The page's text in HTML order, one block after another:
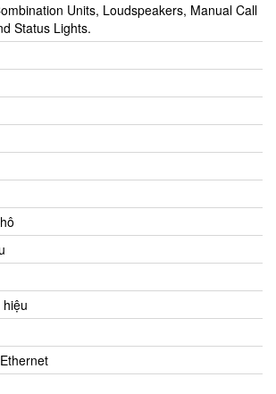
Units, Loudspeakers, Manual Call
Status Lights.